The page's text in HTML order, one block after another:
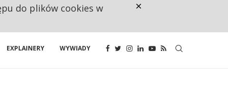
EXPLAINERY WYWIADY
do plików cookies w
×